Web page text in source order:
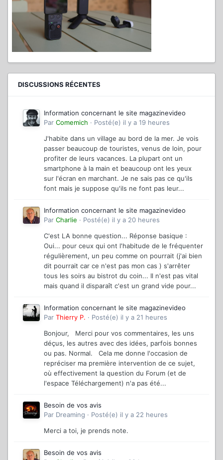
DISCUSSIONS RÉCENTES
Information concernant le site magazinevideo
Par Comemich · Posté(e) il y a 19 heures
J'habite dans un village au bord de la mer. Je vois
passer beaucoup de touristes, venus de loin, pour
profiter de leurs vacances. La plupart ont un
smartphone à la main et beaucoup ont les yeux
sur l'écran en marchant. Je ne sais pas ce qu'ils
font mais je suppose qu'ils ne font pas leur...
Information concernant le site magazinevideo
Par Charlie · Posté(e) il y a 20 heures
C'est LA bonne question... Réponse basique :
Oui... pour ceux qui ont l'habitude de le fréquenter
régulièrement, un peu comme on pourrait (j'ai bien
dit pourrait car ce n'est pas mon cas ) s'arrêter
tous les soirs au bistrot du coin... Il n'est pas vital
mais quand il disparaît c'est un grand vide pour...
Information concernant le site magazinevideo
Par Thierry P. · Posté(e) il y a 21 heures
Bonjour, Merci pour vos commentaires, les uns
déçus, les autres avec des idées, parfois bonnes
ou pas. Normal. Cela me donne l'occasion de
repréciser ma première intervention de ce sujet,
où effectivement la question du Forum (et de
l'espace Téléchargement) n'a pas été...
Besoin de vos avis
Par Dreaming · Posté(e) il y a 22 heures
Merci a toi, je prends note.
Besoin de vos avis